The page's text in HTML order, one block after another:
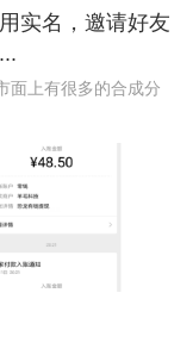
实名，邀请好友
面上有很多的合成分